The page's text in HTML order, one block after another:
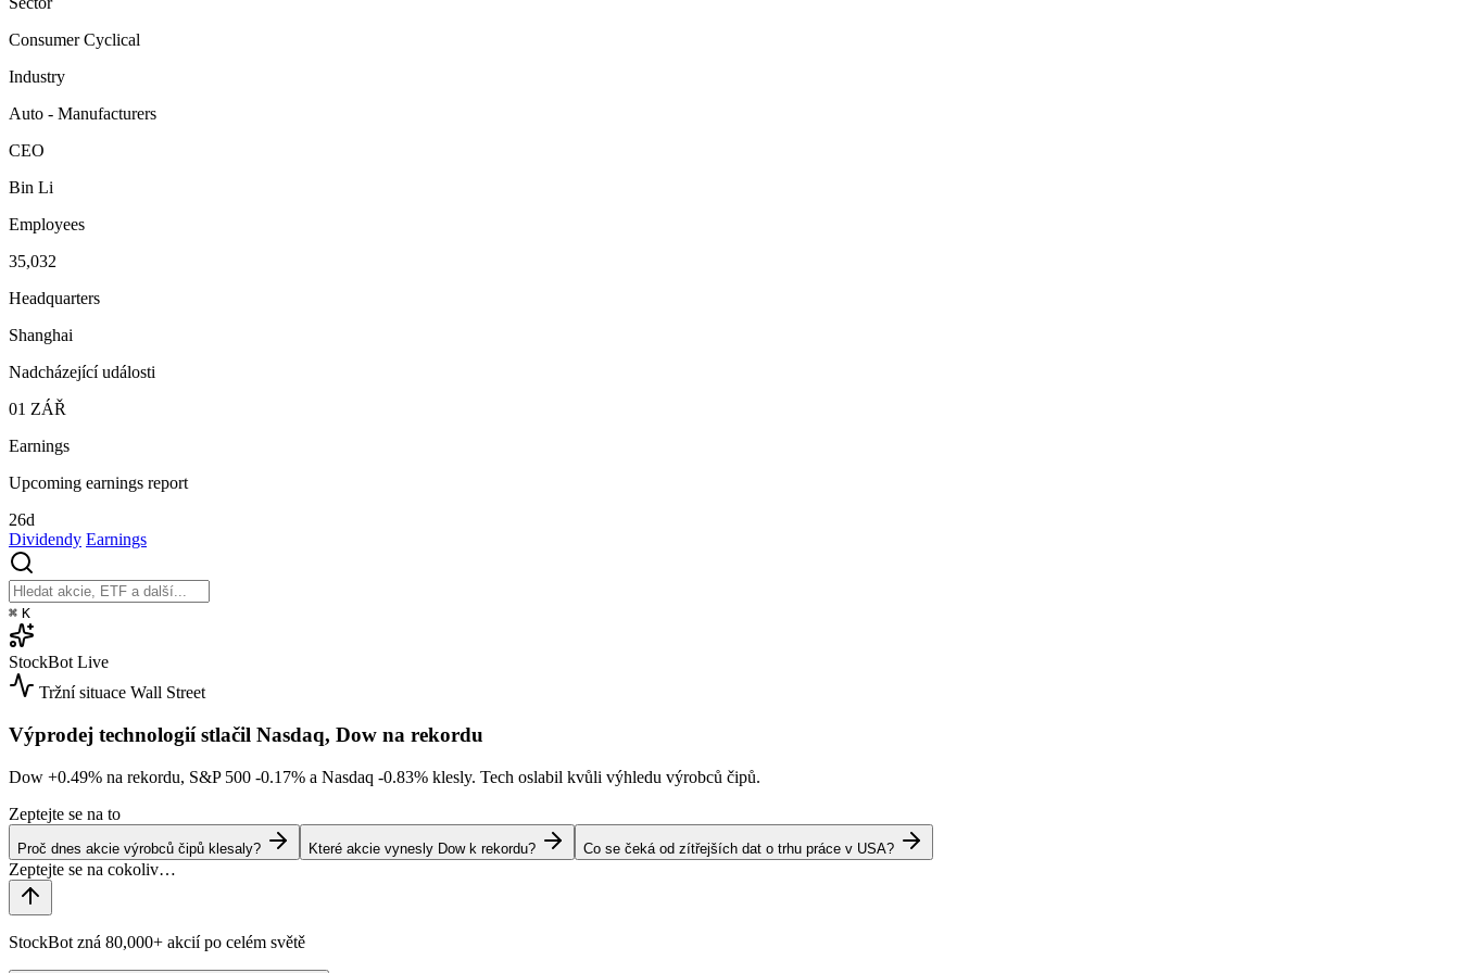
Consumer Cyclical
Industry
Auto - Manufacturers
CEO
Bin Li
Employees
35,032
Headquarters
Shanghai
Nadcházející události
01 ZÁŘ
Earnings
Upcoming earnings report
26d
Dividendy Earnings
⌘ K
StockBot Live
Tržní situace Wall Street
Výprodej technologií stlačil Nasdaq, Dow na rekordu
Dow +0.49% na rekordu, S&P 500 -0.17% a Nasdaq -0.83% klesly. Tech oslabil kvůli výhledu výrobců čipů.
Zeptejte se na to
Proč dnes akcie výrobců čipů klesaly? Které akcie vynesly Dow k rekordu? Co se čeká od zítřejších dat o trhu práce v USA?
StockBot zná 80,000+ akcií po celém světě